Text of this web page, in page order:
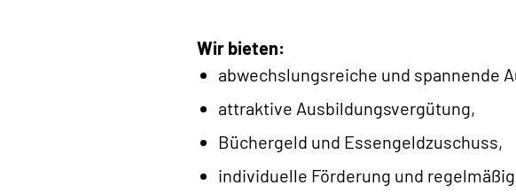
Wir bieten:
abwechslungsreiche und spannende
attraktive Ausbildungsvergütung,
Büchergeld und Essengeldzuschuss,
individuelle Förderung und